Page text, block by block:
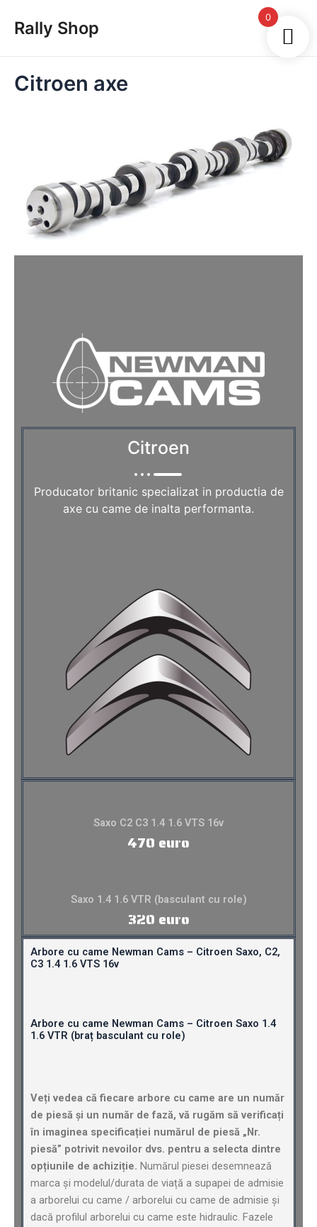
Rally Shop
Citroen axe
Citroen
Producator britanic specializat in productia de
axe cu came de inalta performanta.
Saxo C2 C3 1.4 1.6 VTS 16v
470 euro
Saxo 1.4 1.6 VTR (basculant cu role)
320 euro
Arbore cu came Newman Cams – Citroen Saxo, C2,
C3 1.4 1.6 VTS 16v
Arbore cu came Newman Cams – Citroen Saxo 1.4
1.6 VTR (braț basculant cu role)
Veți vedea că fiecare arbore cu came are un număr
de piesă și un număr de fază, vă rugăm să verificați
în imaginea specificației numărul de piesă „Nr.
piesă” potrivit nevoilor dvs. pentru a selecta dintre
opțiunile de achiziție. Numărul piesei desemnează
marca și modelul/durata de viață a supapei de admisie
a arborelui cu came / arborelui cu came de admisie și
dacă profilul arborelui cu came este hidraulic. Fazele
0